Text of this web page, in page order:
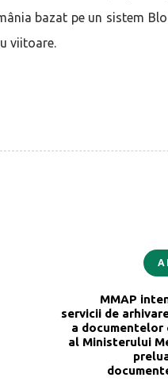
bazat pe un sistem
viitoare.
MMAP
servicii de
a documentelor
al Ministerului